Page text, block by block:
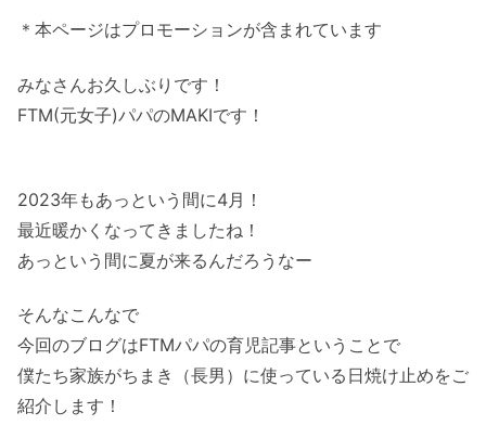
＊本ページはプロモーションが含まれています
みなさんお久しぶりです！
FTM(元女子)パパのMAKIです！
2023年もあっという間に4月！
最近暖かくなってきましたね！
あっという間に夏が来るんだろうなー
そんなこんなで
今回のブログはFTMパパの育児記事ということで
僕たち家族がちまき（長男）に使っている日焼け止めをご
紹介します！